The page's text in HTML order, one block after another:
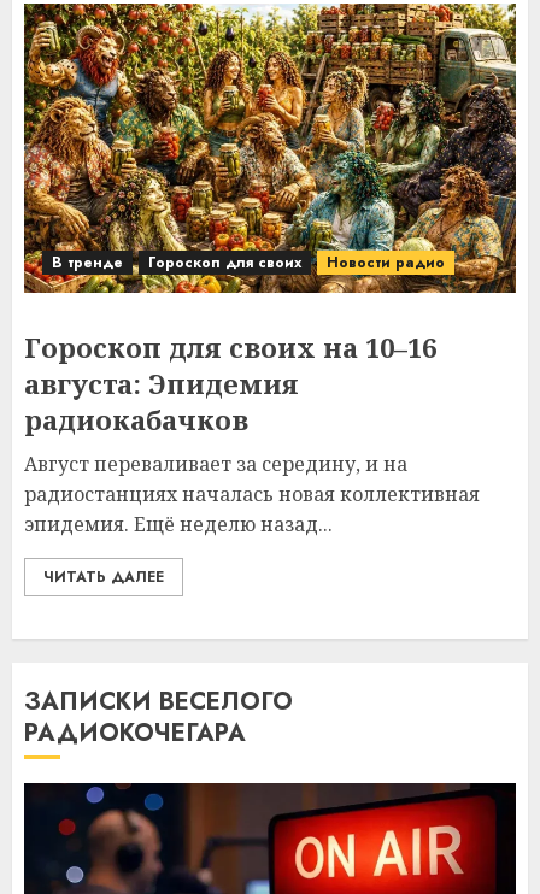
В тренде Гороскоп для своих Новости радио
Гороскоп для своих на 10–16
августа: Эпидемия
радиокабачков
Август переваливает за середину, и на
радиостанциях началась новая коллективная
эпидемия. Ещё неделю назад...
ЧИТАТЬ ДАЛЕЕ
ЗАПИСКИ ВЕСЕЛОГО
РАДИОКОЧЕГАРА